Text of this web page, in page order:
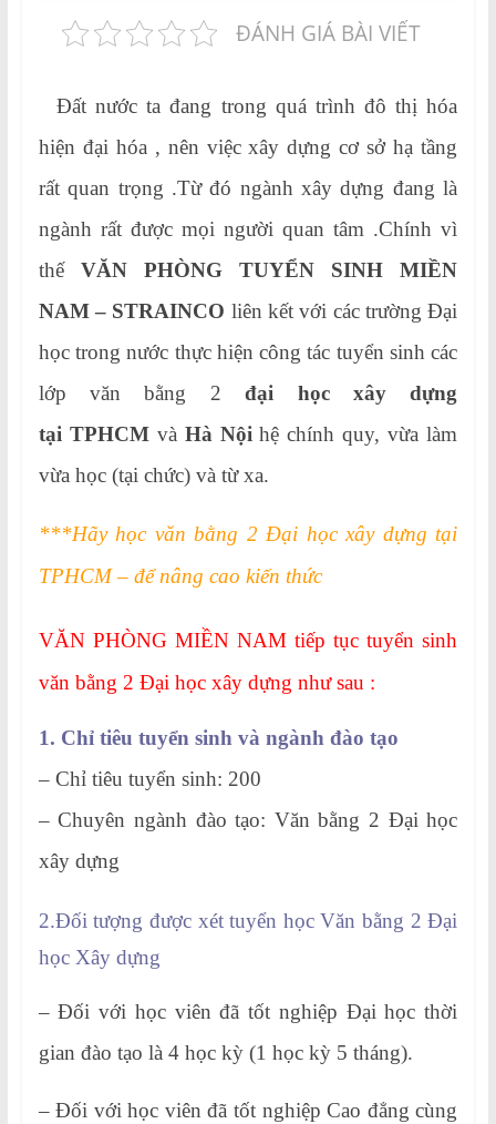
ĐÁNH GIÁ BÀI VIẾT
Đất nước ta đang trong quá trình đô thị hóa
hiện đại hóa , nên việc xây dựng cơ sở hạ tầng
rất quan trọng .Từ đó ngành xây dựng đang là
ngành rất được mọi người quan tâm .Chính vì
thế VĂN PHÒNG TUYỂN SINH MIỀN
NAM – STRAINCO liên kết với các trường Đại
học trong nước thực hiện công tác tuyển sinh các
lớp văn bằng 2 đại học xây dựng
tại TPHCMvà Hà Nộihệ chính quy, vừa làm
vừa học (tại chức) và từ xa.
***Hãy học văn bằng 2 Đại học xây dựng tại
TPHCM – để nâng cao kiến thức
VĂN PHÒNG MIỀN NAM tiếp tục tuyển sinh
văn bằng 2 Đại học xây dựng như sau :
1. Chỉ tiêu tuyển sinh và ngành đào tạo
– Chỉ tiêu tuyển sinh: 200
– Chuyên ngành đào tạo: Văn bằng 2 Đại học
xây dựng
2.Đối tượng được xét tuyển học Văn bằng 2 Đại
học Xây dựng
– Đối với học viên đã tốt nghiệp Đại học thời
gian đào tạo là 4 học kỳ (1 học kỳ 5 tháng).
– Đối với học viên đã tốt nghiệp Cao đẳng cùng